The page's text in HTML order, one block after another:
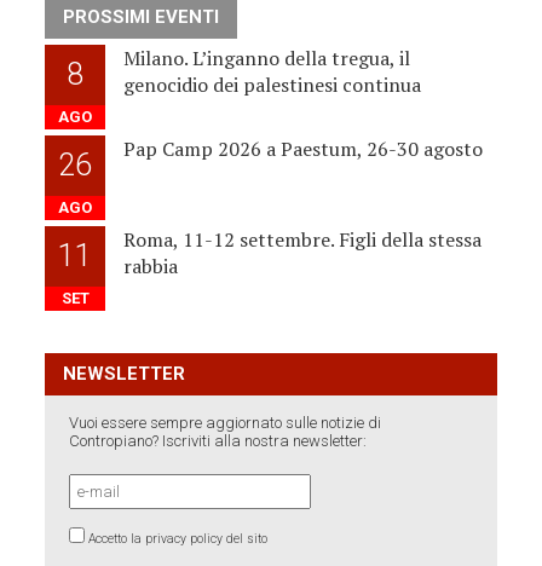
PROSSIMI EVENTI
8
AGO
Milano. L’inganno della tregua, il
genocidio dei palestinesi continua
26
AGO
Pap Camp 2026 a Paestum, 26-30 agosto
11
SET
Roma, 11-12 settembre. Figli della stessa
rabbia
NEWSLETTER
Vuoi essere sempre aggiornato sulle notizie di
Contropiano? Iscriviti alla nostra newsletter:
Accetto la privacy policy del sito